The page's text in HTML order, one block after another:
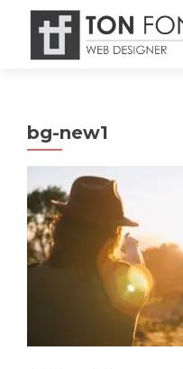
bg-new1